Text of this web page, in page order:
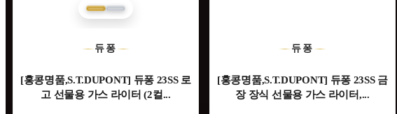
듀퐁
[홍콩명품,S.T.DUPONT] 듀퐁 23SS 로
고 선물용 가스 라이터 (2컬...
듀퐁
[홍콩명품,S.T.DUPONT] 듀퐁 23SS 금
장 장식 선물용 가스 라이터,...